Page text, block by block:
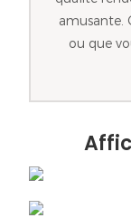
amusante.
ou que